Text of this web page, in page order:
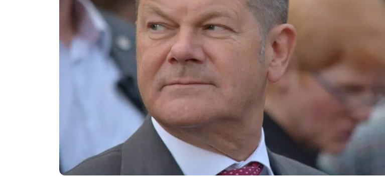
Dirbtinis intelektas
Gineso rekordai
Indėlių palūkanos
Dienos naujienos
Ekonomikos naujienos